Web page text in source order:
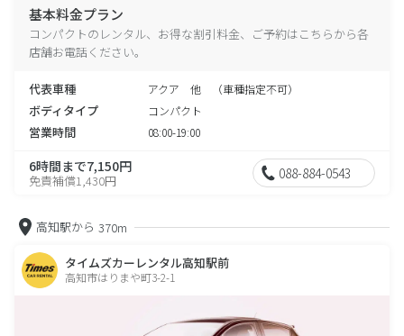
基本料金プラン
コンパクトのレンタル、お得な割引料金、ご予約はこちらから各
店舗お電話ください。
代表車種 アクア 他 （車種指定不可）
ボディタイプ コンパクト
営業時間 08:00-19:00
6時間まで7,150円
免責補償1,430円 088-884-0543
高知駅から 370m
タイムズカーレンタル高知駅前
高知市はりまや町3-2-1